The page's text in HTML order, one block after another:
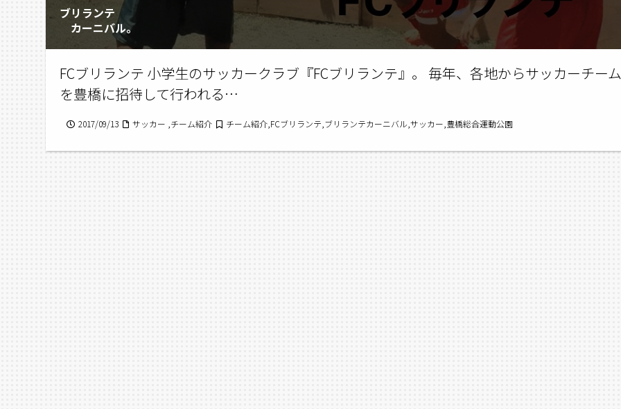
ブリランテ
カーニバル。
FCブリランテ 小学生のサッカークラブ『FCブリランテ』。 毎年、各地からサッカーチーム
を豊橋に招待して行われる…
2017/09/13 サッカー ,チーム紹介 チーム紹介,FCブリランテ,ブリランテカーニバル,サッカー,豊橋総合運動公園